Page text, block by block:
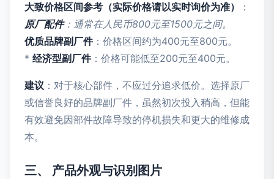
大致价格区间参考（实际价格请以实时询价为准）
：
原厂配件：通常在人民币800元至1500元之间。
优质品牌副厂件：价格区间约为400元至800元。
* 经济型副厂件：价格可能低至200元至400元。
建议 ：对于核心部件，不应过分追求低价。选择原厂
或信誉良好的品牌副厂件，虽然初次投入稍高，但能
有效避免因部件故障导致的停机损失和更大的维修成
本。
三、 产品外观与识别图片